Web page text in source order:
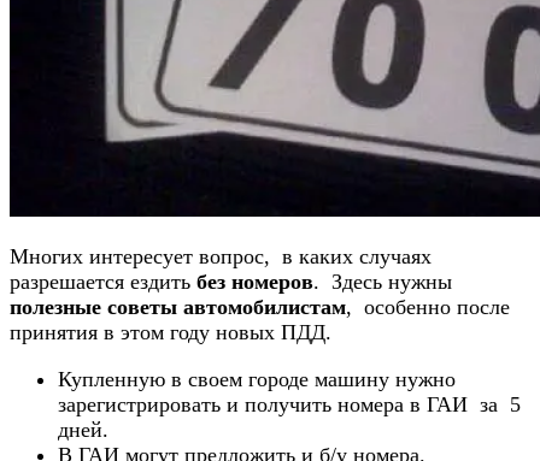
Многих интересует вопрос, в каких случаях
разрешается ездить без номеров. Здесь нужны
полезные советы автомобилистам, особенно после
принятия в этом году новых ПДД.
Купленную в своем городе машину нужно
зарегистрировать и получить номера в ГАИ за 5
дней.
В ГАИ могут предложить и б/у номера.